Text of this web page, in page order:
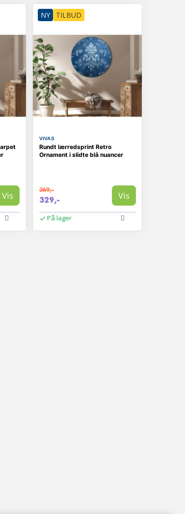
Vis
NY TILBUD
VIVAS
Rundt lærredsprint Retro
Ornament i slidte blå nuancer
369,-
329,- Vis
På lager